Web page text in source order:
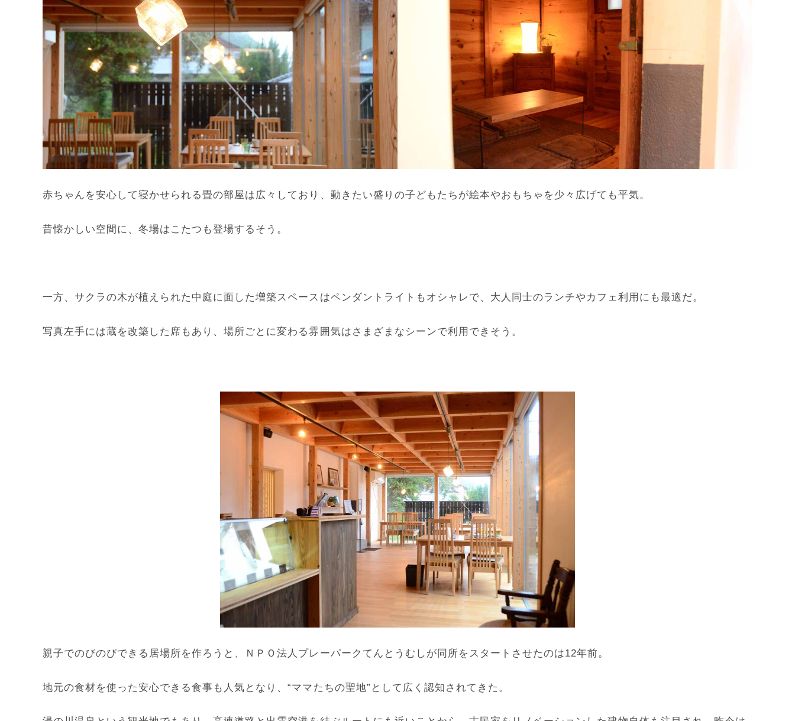
赤ちゃんを安心して寝かせられる畳の部屋は広々しており、動きたい盛りの子どもたちが絵本やおもちゃを少々広げても平気。
昔懐かしい空間に、冬場はこたつも登場するそう。
一方、サクラの木が植えられた中庭に面した増築スペースはペンダントライトもオシャレで、大人同士のランチやカフェ利用にも最適だ。
写真左手には蔵を改築した席もあり、場所ごとに変わる雰囲気はさまざまなシーンで利用できそう。
親子でのびのびできる居場所を作ろうと、ＮＰＯ法人プレーパークてんとうむしが同所をスタートさせたのは12年前。
地元の食材を使った安心できる食事も人気となり、“ママたちの聖地”として広く認知されてきた。